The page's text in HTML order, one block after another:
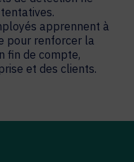
apprennent à
pour renforcer la
fin de compte,
et des clients.